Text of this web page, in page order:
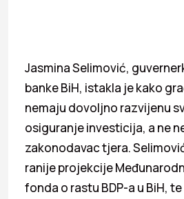
Jasmina Selimović,
banke BiH, istakla je kako
nemaju dovoljno razvijenu
osiguranje investicija, a ne
zakonodavac tjera.
ranije projekcije
fonda o rastu BDP-a u BiH,